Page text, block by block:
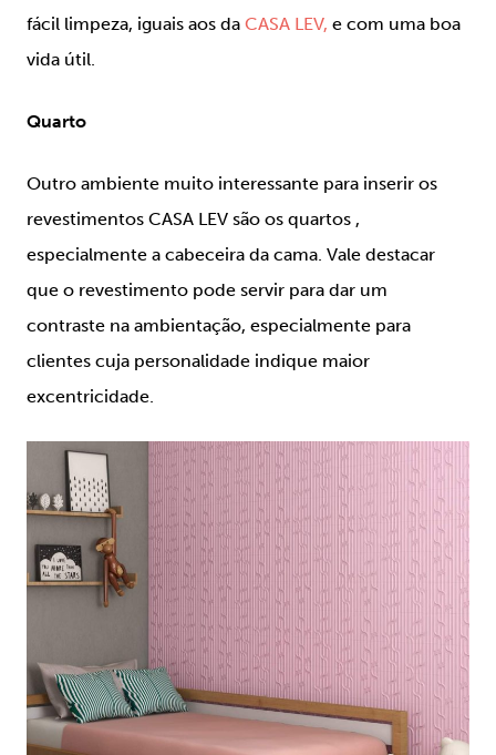
fácil limpeza, iguais aos da CASA LEV, e com uma boa
vida útil.
Quarto
Outro ambiente muito interessante para inserir os
revestimentos CASA LEV são os quartos ,
especialmente a cabeceira da cama. Vale destacar
que o revestimento pode servir para dar um
contraste na ambientação, especialmente para
clientes cuja personalidade indique maior
excentricidade.